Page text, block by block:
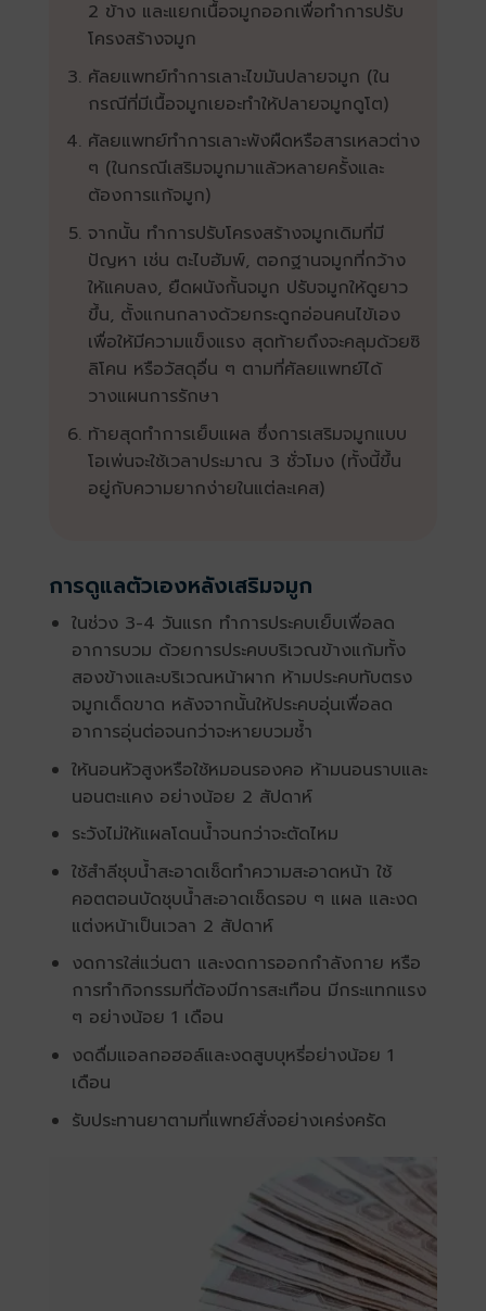
2 ข้าง และแยกเนื้อจมูกออกเพื่อทำการปรับ
โครงสร้างจมูก
ศัลยแพทย์ทำการเลาะไขมันปลายจมูก (ใน
กรณีที่มีเนื้อจมูกเยอะทำให้ปลายจมูกดูโต)
ศัลยแพทย์ทำการเลาะพังผืดหรือสารเหลวต่าง
ๆ (ในกรณีเสริมจมูกมาแล้วหลายครั้งและ
ต้องการแก้จมูก)
จากนั้น ทำการปรับโครงสร้างจมูกเดิมที่มี
ปัญหา เช่น ตะไบฮัมพ์, ตอกฐานจมูกที่กว้าง
ให้แคบลง, ยืดผนังกั้นจมูก ปรับจมูกให้ดูยาว
ขึ้น, ตั้งแกนกลางด้วยกระดูกอ่อนคนไข้เอง
เพื่อให้มีความแข็งแรง สุดท้ายถึงจะคลุมด้วยซิ
ลิโคน หรือวัสดุอื่น ๆ ตามที่ศัลยแพทย์ได้
วางแผนการรักษา
ท้ายสุดทำการเย็บแผล ซึ่งการเสริมจมูกแบบ
โอเพ่นจะใช้เวลาประมาณ 3 ชั่วโมง (ทั้งนี้ขึ้น
อยู่กับความยากง่ายในแต่ละเคส)
การดูแลตัวเองหลังเสริมจมูก
ในช่วง 3-4 วันแรก ทำการประคบเย็บเพื่อลด
อาการบวม ด้วยการประคบบริเวณข้างแก้มทั้ง
สองข้างและบริเวณหน้าผาก ห้ามประคบทับตรง
จมูกเด็ดขาด หลังจากนั้นให้ประคบอุ่นเพื่อลด
อาการอุ่นต่อจนกว่าจะหายบวมช้ำ
ให้นอนหัวสูงหรือใช้หมอนรองคอ ห้ามนอนราบและ
นอนตะแคง อย่างน้อย 2 สัปดาห์
ระวังไม่ให้แผลโดนน้ำจนกว่าจะตัดไหม
ใช้สำลีชุบน้ำสะอาดเช็ดทำความสะอาดหน้า ใช้
คอตตอนบัดชุบน้ำสะอาดเช็ดรอบ ๆ แผล และงด
แต่งหน้าเป็นเวลา 2 สัปดาห์
งดการใส่แว่นตา และงดการออกกำลังกาย หรือ
การทำกิจกรรมที่ต้องมีการสะเทือน มีกระแทกแรง
ๆ อย่างน้อย 1 เดือน
งดดื่มแอลกอฮอล์และงดสูบบุหรี่อย่างน้อย 1
เดือน
รับประทานยาตามที่แพทย์สั่งอย่างเคร่งครัด